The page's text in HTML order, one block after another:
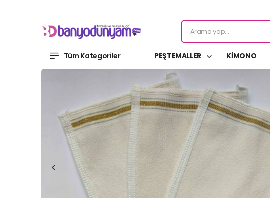
Tüm Kategoriler PEŞTEMALLER KİMONO